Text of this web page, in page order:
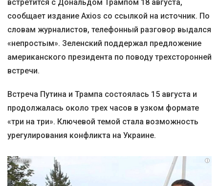
встретится с Дональдом Трампом 18 августа,
сообщает издание Axios со ссылкой на источник. По
словам журналистов, телефонный разговор выдался
«непростым». Зеленский поддержал предложение
американского президента по поводу трехсторонней
встречи.
Встреча Путина и Трампа состоялась 15 августа и
продолжалась около трех часов в узком формате
«три на три». Ключевой темой стала возможность
урегулирования конфликта на Украине.
i